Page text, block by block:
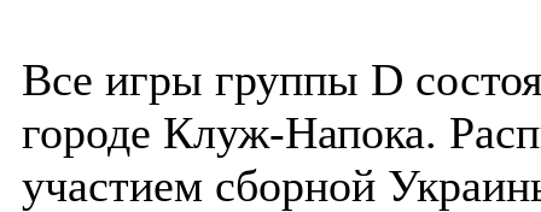
Все игры группы D
городе Клуж-Напока.
участием сборной